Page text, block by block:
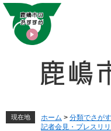
ペ
メ
現在地 ホーム > 分類でさがす
記者会見・プレスリ